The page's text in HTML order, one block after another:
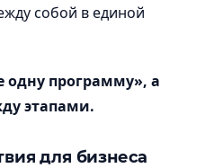
собой в единой
одну программу», а
этапами.
для бизнеса